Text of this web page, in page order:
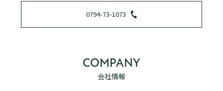
0794-73-1073
COMPANY
会社情報